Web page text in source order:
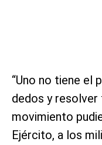
“Uno no tiene el
dedos y
movimiento
Ejército, a los